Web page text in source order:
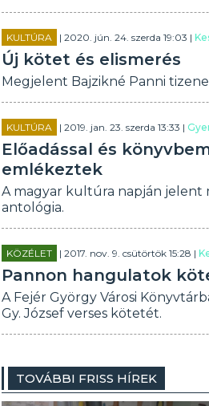
KULTÚRA | 2020. jún. 24. szerda 19:03 |
Új kötet és elismerés
Megjelent Bajzikné Panni
KULTÚRA | 2019. jan. 23. szerda 13:33 |
Előadással és
emlékeztek
A magyar kultúra napján jelent
antológia.
KÖZÉLET | 2017. nov. 9. csütörtök 15:28 |
Pannon hangulatok
A Fejér György Városi
Gy. József verses kötetét.
TOVÁBBI FRISS HÍREK